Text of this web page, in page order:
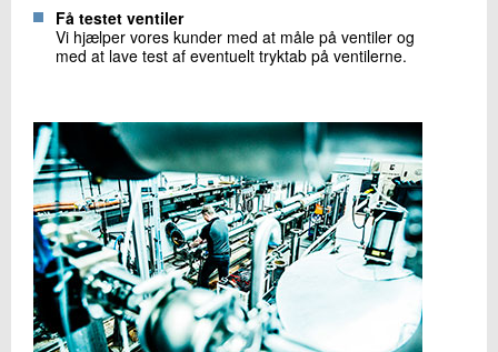
Få testet ventiler
Vi hjælper vores kunder med at måle på ventiler og
med at lave test af eventuelt tryktab på ventilerne.